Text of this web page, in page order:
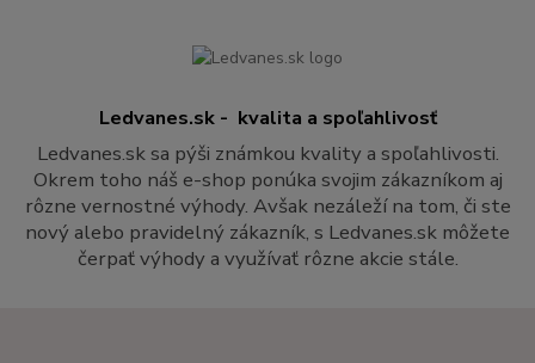
Ledvanes.sk - kvalita a spoľahlivosť
Ledvanes.sk sa pýši známkou kvality a spoľahlivosti.
Okrem toho náš e-shop ponúka svojim zákazníkom aj
rôzne vernostné výhody. Avšak nezáleží na tom, či ste
nový alebo pravidelný zákazník, s Ledvanes.sk môžete
čerpať výhody a využívať rôzne akcie stále.